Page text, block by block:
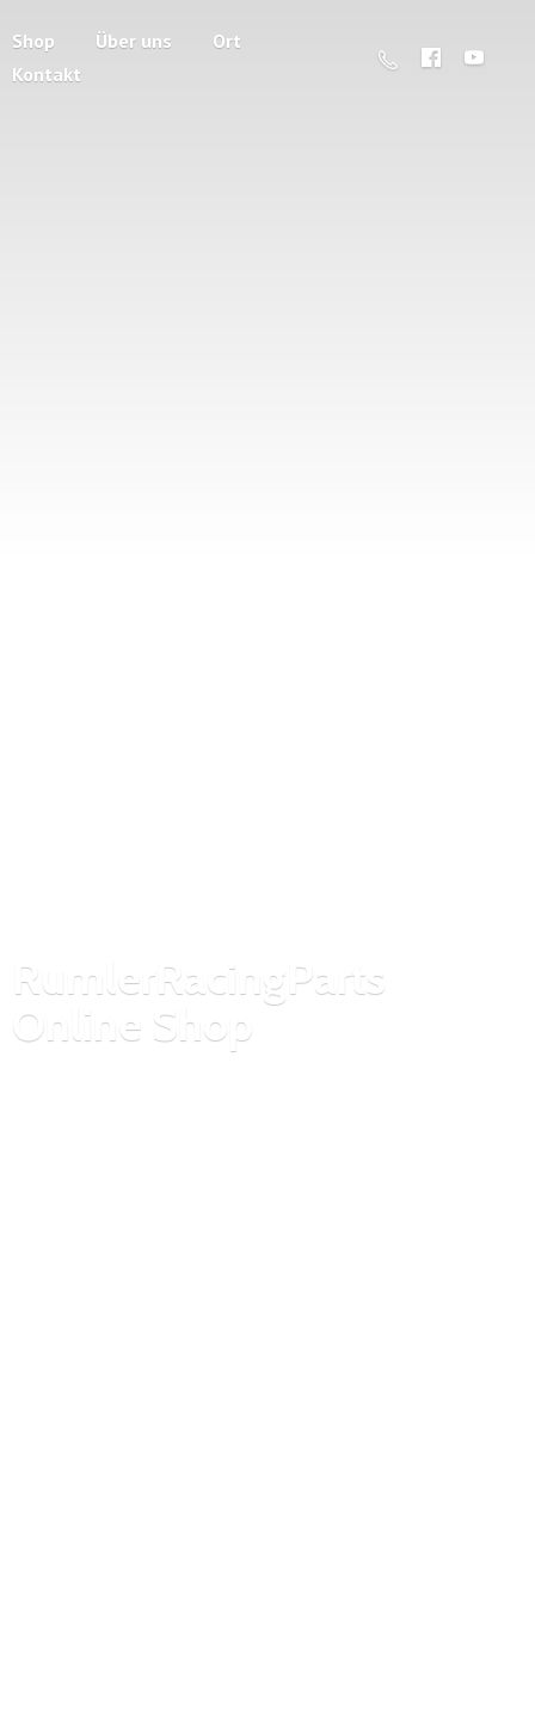
Shop Über uns
Ort
Kontakt
RumlerRacingParts
Online Shop